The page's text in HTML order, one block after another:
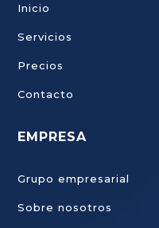
Inicio
Servicios
Precios
Contacto
EMPRESA
Grupo empresarial
Sobre nosotros